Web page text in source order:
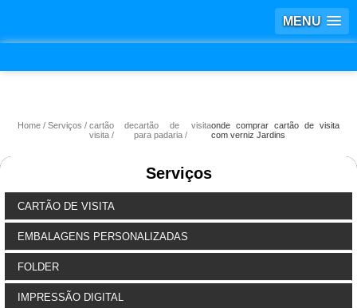
MENU
Home Serviços
cartão de
visita
cartão de visita
para padaria
onde comprar cartão de visita
com verniz Jardins
Serviços
CARTÃO DE VISITA
EMBALAGENS PERSONALIZADAS
FOLDER
IMPRESSÃO DIGITAL